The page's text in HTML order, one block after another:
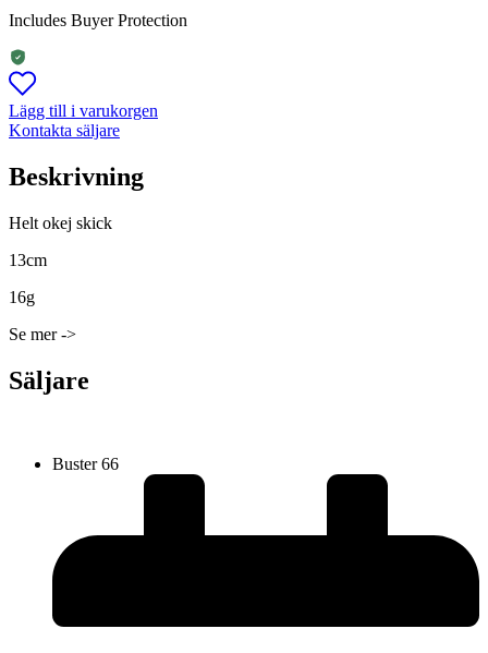
Includes Buyer Protection
Lägg till i varukorgen
Kontakta säljare
Beskrivning
Helt okej skick
13cm
16g
Se mer ->
Säljare
Buster 66